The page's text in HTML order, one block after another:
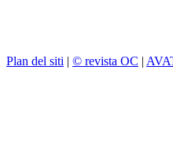
Plan del siti | © revista OC |